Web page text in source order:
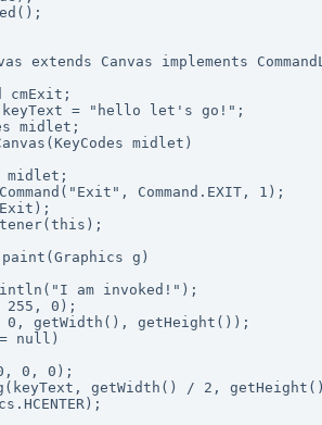
extends Canvas implements
cmExit;
= "hello let's go!";
midlet;
midlet)
Command.EXIT, 1);
g)
am invoked!");
0);
getWidth(), getHeight());
null)
0, 0);
getWidth() / 2, getHeight()